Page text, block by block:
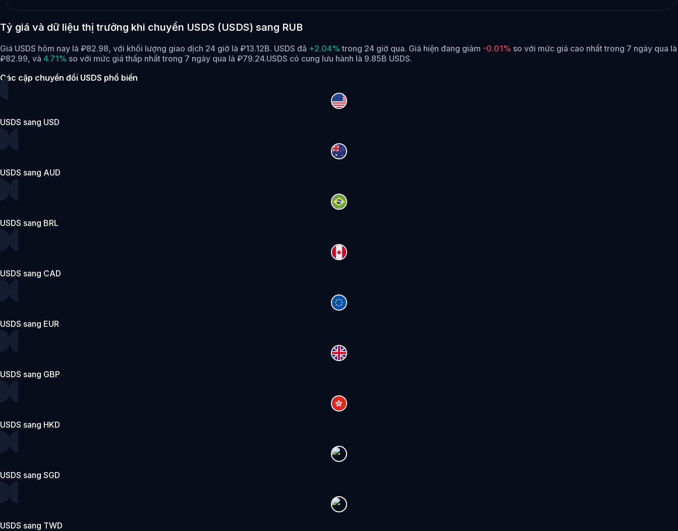
Tỷ giá và dữ liệu thị trưởng khi chuyển USDS (USDS) sang RUB
Giá USDS hôm nay là ₽82.98, với khối lượng giao dịch 24 giờ là ₽13.12B. USDS đã +2.04% trong 24 giờ qua. Giá hiện đang giảm -0.01% so với mức giá cao nhất trong 7 ngày qua là
₽82.99, và 4.71% so với mức giá thấp nhất trong 7 ngày qua là ₽79.24.USDS có cung lưu hành là 9.85B USDS.
Các cặp chuyển đổi USDS phổ biến
USDS sang USD
USDS sang AUD
USDS sang BRL
USDS sang CAD
USDS sang EUR
USDS sang GBP
USDS sang HKD
USDS sang SGD
USDS sang TWD